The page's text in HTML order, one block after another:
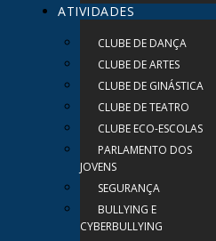
ATIVIDADES
CLUBE DE DANÇA
CLUBE DE ARTES
CLUBE DE GINÁSTICA
CLUBE DE TEATRO
CLUBE ECO-ESCOLAS
PARLAMENTO DOS
JOVENS
SEGURANÇA
BULLYING E
CYBERBULLYING